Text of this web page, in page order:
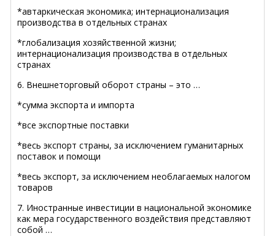
*автаркическая экономика; интернационализация
производства в отдельных странах
*глобализация хозяйственной жизни;
интернационализация производства в отдельных
странах
6. Внешнеторговый оборот страны – это …
*сумма экспорта и импорта
*все экспортные поставки
*весь экспорт страны, за исключением гуманитарных
поставок и помощи
*весь экспорт, за исключением необлагаемых налогом
товаров
7. Иностранные инвестиции в национальной экономике
как мера государственного воздействия представляют
собой …